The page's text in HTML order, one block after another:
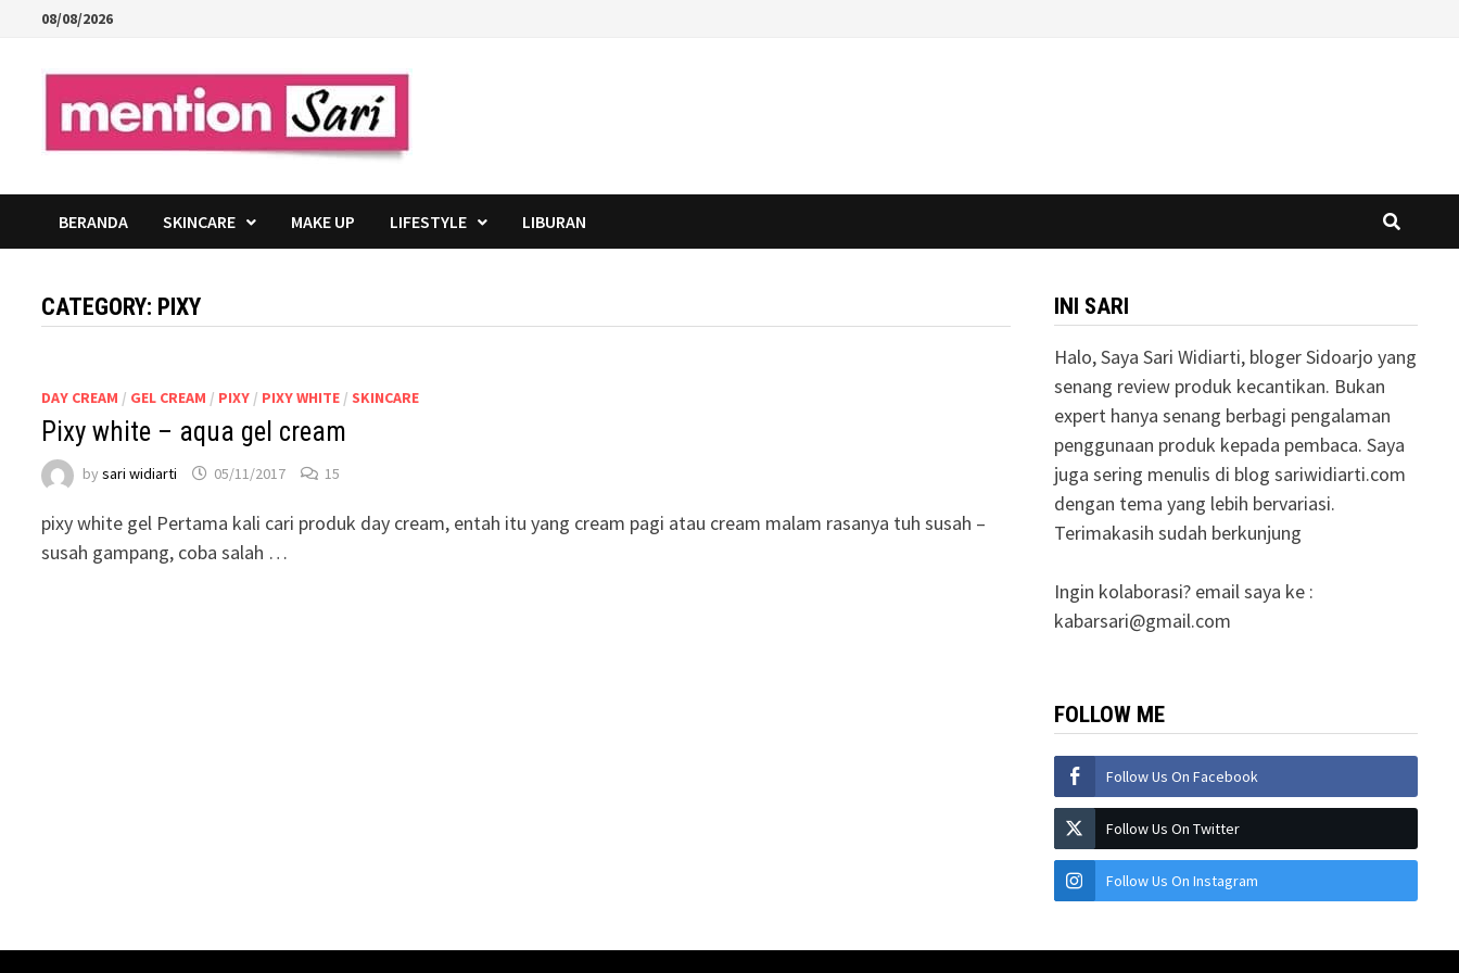
content
08/08/2026
BERANDA SKINCARE MAKE UP LIFESTYLE LIBURAN
CATEGORY: PIXY
DAY CREAM / GEL CREAM / PIXY / PIXY WHITE / SKINCARE
Pixy white – aqua gel cream
bysari widiarti 05/11/2017 15
pixy white gel Pertama kali cari produk day cream, entah itu yang cream pagi atau cream malam rasanya tuh susah –
susah gampang, coba salah …
INI SARI
Halo, Saya Sari Widiarti, bloger Sidoarjo yang
senang review produk kecantikan. Bukan
expert hanya senang berbagi pengalaman
penggunaan produk kepada pembaca. Saya
juga sering menulis di blog sariwidiarti.com
dengan tema yang lebih bervariasi.
Terimakasih sudah berkunjung
Ingin kolaborasi? email saya ke :
kabarsari@gmail.com
FOLLOW ME
Follow Us On Facebook
Follow Us On Twitter
Follow Us On Instagram